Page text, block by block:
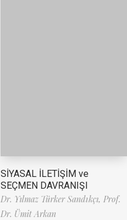
SİYASAL İLETİŞİM ve
SEÇMEN DAVRANIŞI
Dr. Yılmaz Türker Sandıkçı, Prof.
Dr. Ümit Arkan